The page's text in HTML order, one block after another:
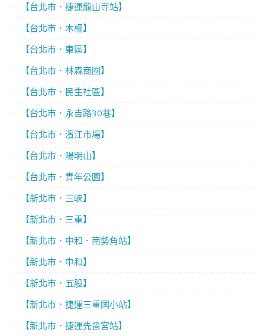
【台北市．捷運龍山寺站】
【台北市．木柵】
【台北市．東區】
【台北市．林森商圈】
【台北市．民生社區】
【台北市．永吉路30巷】
【台北市．濱江市場】
【台北市．陽明山】
【台北市．青年公園】
【新北市．三峽】
【新北市．三重】
【新北市．中和．南勢角站】
【新北市．中和】
【新北市．五股】
【新北市．捷運三重國小站】
【新北市．捷運先嗇宮站】